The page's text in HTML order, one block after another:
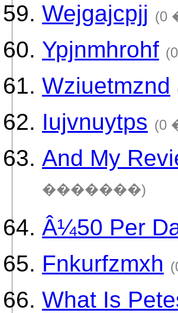
Wejgajcpjj
Ypjnmhrohf
Wziuetmznd
Iujvnuytps (0
And My
�������)
Â¼50 Per
Fnkurfzmxh
What Is